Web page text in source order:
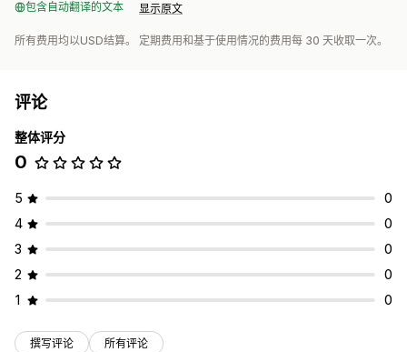
包含自动翻译的文本 显示原文
所有费用均以USD结算。 定期费用和基于使用情况的费用每 30 天收取一次。
评论
整体评分
0
5
0
4
0
3
0
2
0
1
0
撰写评论 所有评论